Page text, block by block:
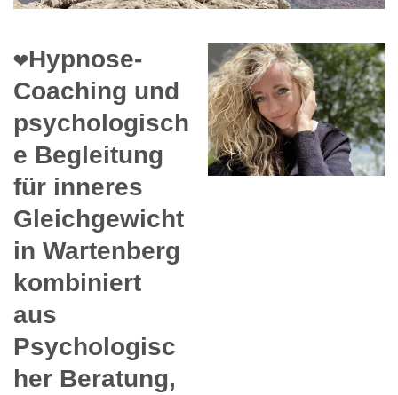
❤️Hypnose-
Coaching und
psychologisch
e Begleitung
für inneres
Gleichgewicht
in Wartenberg
kombiniert
aus
Psychologisc
her Beratung,